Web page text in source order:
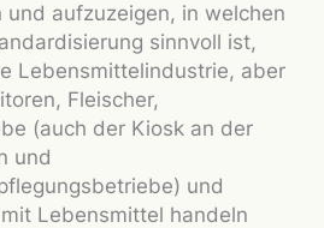
und aufzuzeigen, in welchen
sinnvoll ist,
Lebensmittelindustrie, aber
Fleischer,
(auch der Kiosk an der
und
und
Lebensmittel handeln